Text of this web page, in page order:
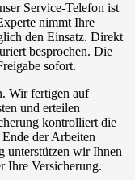
Service-Telefon ist
nimmt Ihre
den Einsatz. Direkt
besprochen. Die
sofort.
Wir fertigen auf
und erteilen
kontrolliert die
der Arbeiten
unterstützen wir Ihnen
Ihre Versicherung.